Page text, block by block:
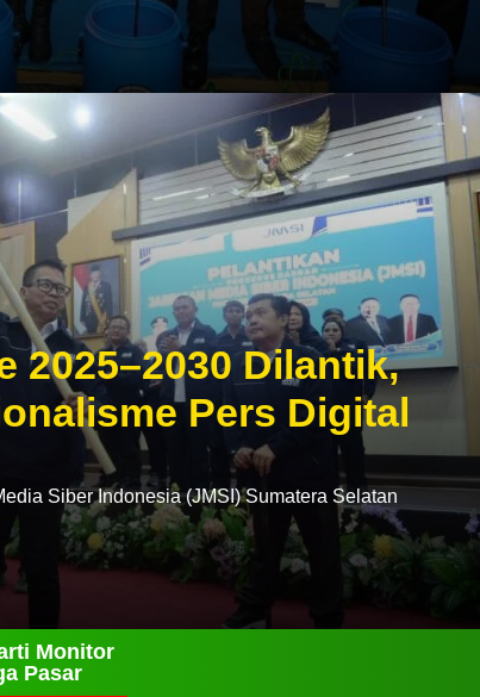
2025–2030 Dilantik,
Pers Digital
Siber Indonesia (JMSI) Sumatera Selatan
Monitor
Pasar